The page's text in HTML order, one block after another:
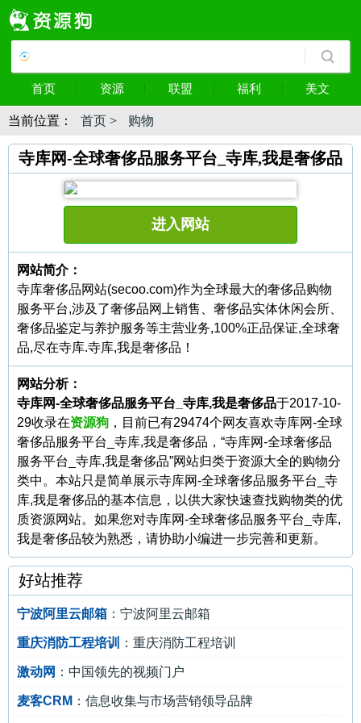
首页 资源 联盟 福利 美文
当前位置： 首页 > 购物
寺库网-全球奢侈品服务平台_寺库,我是奢侈品
进入网站
网站简介：
寺库奢侈品网站(secoo.com)作为全球最大的奢侈品购物
服务平台,涉及了奢侈品网上销售、奢侈品实体休闲会所、
奢侈品鉴定与养护服务等主营业务,100%正品保证,全球奢
品,尽在寺库.寺库,我是奢侈品！
网站分析：
寺库网-全球奢侈品服务平台_寺库,我是奢侈品于2017-10-
29收录在资源狗 ，目前已有29474个网友喜欢寺库网-全球
奢侈品服务平台_寺库,我是奢侈品，“寺库网-全球奢侈品
服务平台_寺库,我是奢侈品”网站归类于资源大全的购物分
类中。本站只是简单展示寺库网-全球奢侈品服务平台_寺
库,我是奢侈品的基本信息，以供大家快速查找购物类的优
质资源网站。如果您对寺库网-全球奢侈品服务平台_寺库,
我是奢侈品较为熟悉，请协助小编进一步完善和更新。
好站推荐
宁波阿里云邮箱 ：宁波阿里云邮箱
重庆消防工程培训 ：重庆消防工程培训
激动网 ：中国领先的视频门户
麦客CRM ：信息收集与市场营销领导品牌